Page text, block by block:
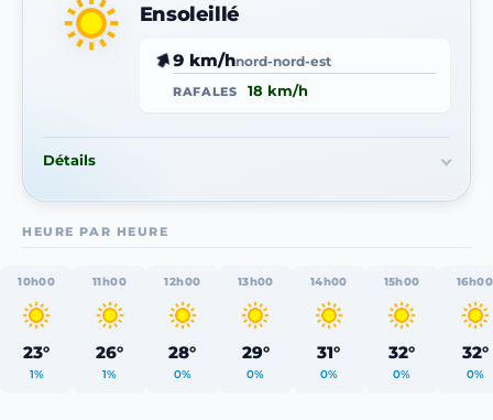
Ensoleillé
9 km/hnord-nord-est
RAFALES 18 km/h
Détails
HEURE PAR HEURE
10h00
23°
1%
11h00
26°
1%
12h00
28°
0%
13h00
29°
0%
14h00
31°
0%
15h00
32°
0%
16h00
32°
0%